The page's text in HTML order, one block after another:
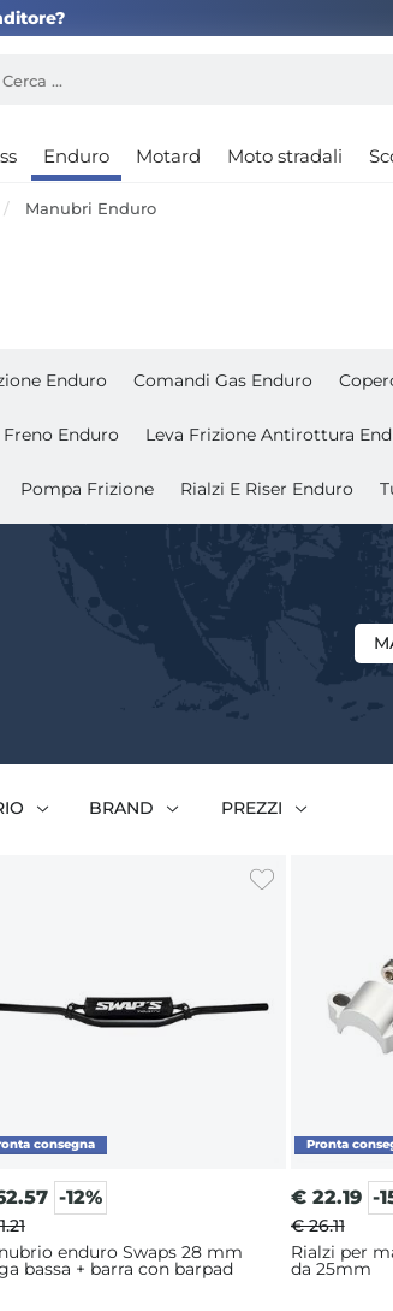
Enduro Motard Moto stradali
Manubri Enduro
Enduro Comandi Gas Enduro
Freno Enduro Leva Frizione Antirottura
Pompa Frizione Rialzi E Riser Enduro
BRAND PREZZI
-12%
enduro Swaps 28 mm
bassa + barra con barpad
€ 22.19 -
€ 26.11
Rialzi per
da 25mm